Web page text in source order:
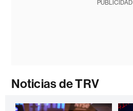
PUBLICIDAD
Noticias de TRV